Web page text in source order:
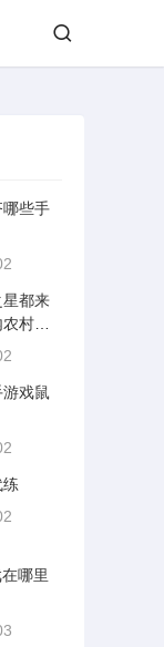
些手
星都来
村和
工
什么戏鼠
哪里